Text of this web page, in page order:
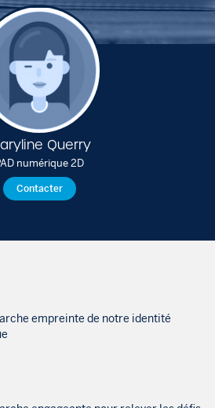
Querry
numérique 2D
Contacter
empreinte de notre identité